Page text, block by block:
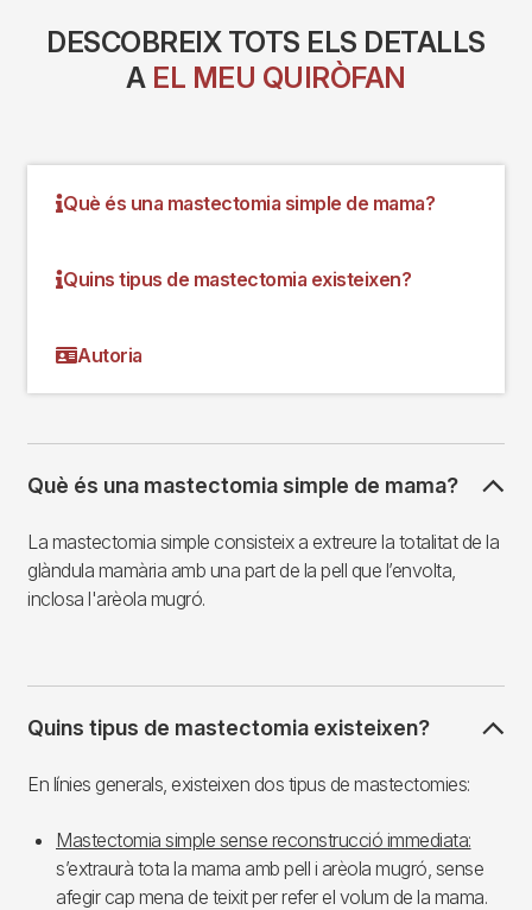
DESCOBREIX TOTS ELS DETALLS
A EL MEU QUIRÒFAN
Què és una mastectomia simple de mama?
Quins tipus de mastectomia existeixen?
Autoria
Què és una mastectomia simple de mama?
La mastectomia simple consisteix a extreure la totalitat de la
glàndula mamària amb una part de la pell que l’envolta,
inclosa l'arèola mugró.
Quins tipus de mastectomia existeixen?
En línies generals, existeixen dos tipus de mastectomies:
Mastectomia simple sense reconstrucció immediata:
s’extraurà tota la mama amb pell i arèola mugró, sense
afegir cap mena de teixit per refer el volum de la mama.